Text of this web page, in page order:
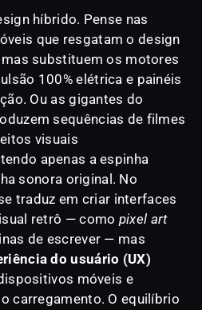
híbrido. Pense nas
que resgatam o design
substituem os motores
100% elétrica e painéis
Ou as gigantes do
sequências de filmes
visuais
apenas a espinha
sonora original. No
traduz em criar interfaces
retrô — como pixel art
de escrever — mas
do usuário (UX)
móveis e
carregamento. O equilíbrio